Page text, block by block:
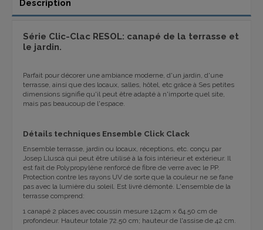
Description
Série Clic-Clac RESOL: canapé de la terrasse et
le jardin.
Parfait pour décorer une ambiance moderne, d'un jardin, d'une
terrasse, ainsi que des locaux, salles, hôtel, etc grâce à Ses petites
dimensions signifie qu'il peut être adapté à n'importe quel site,
mais pas beaucoup de l'espace.
Détails techniques Ensemble Click Clack
Ensemble terrasse, jardin ou locaux, réceptions, etc. conçu par
Josep Lluscà qui peut être utilisé à la fois intérieur et extérieur. Il
est fait de Polypropylène renforcé de fibre de verre avec le PP.
Protection contre les rayons UV de sorte que la couleur ne se fane
pas avec la lumière du soleil. Est livré démonté. L'ensemble de la
terrasse comprend:
1 canapé 2 places avec coussin mesure 124cm x 64.50 cm de
profondeur. Hauteur totale 72.50 cm; hauteur de l'assise de 42 cm.